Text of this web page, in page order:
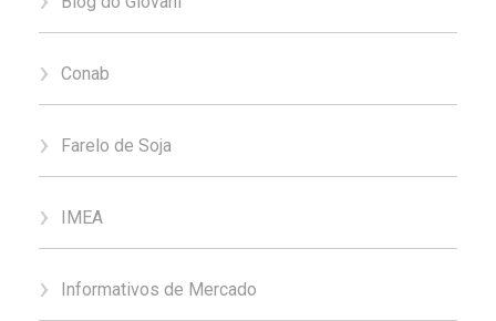
Conab
Farelo de Soja
IMEA
Informativos de Mercado